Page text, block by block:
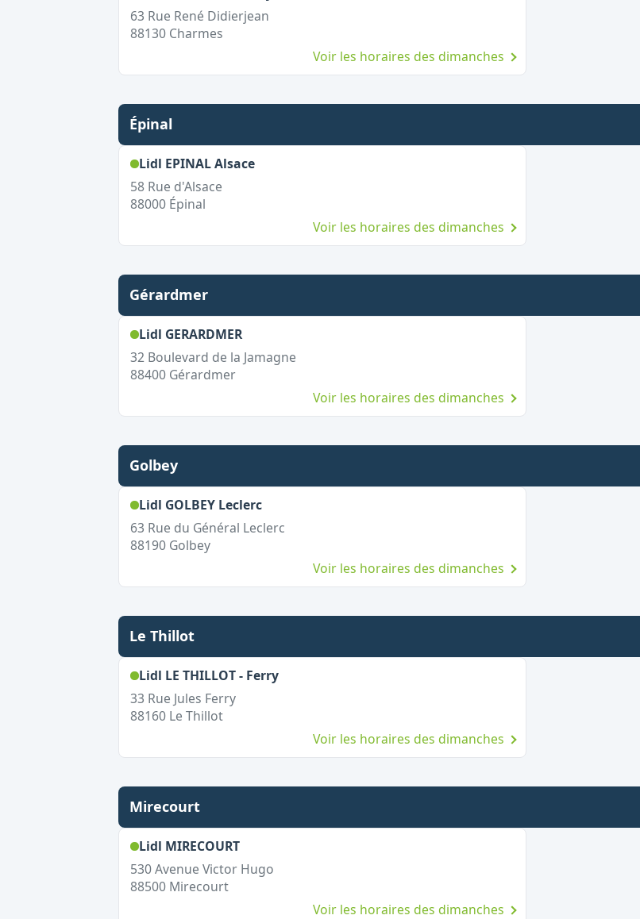
63 Rue René Didierjean
88130 Charmes
Voir les horaires des dimanches
Épinal
Lidl EPINAL Alsace,
58 Rue d'Alsace
88000 Épinal
Voir les horaires des dimanches
Gérardmer
Lidl GERARDMER,
32 Boulevard de la Jamagne
88400 Gérardmer
Voir les horaires des dimanches
Golbey
Lidl GOLBEY Leclerc,
63 Rue du Général Leclerc
88190 Golbey
Voir les horaires des dimanches
Le Thillot
Lidl LE THILLOT - Ferry,
33 Rue Jules Ferry
88160 Le Thillot
Voir les horaires des dimanches
Mirecourt
Lidl MIRECOURT,
530 Avenue Victor Hugo
88500 Mirecourt
Voir les horaires des dimanches